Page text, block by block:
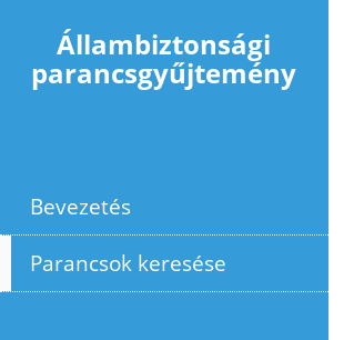
Állambiztonsági
parancsgyűjtemény
Bevezetés
Parancsok keresése